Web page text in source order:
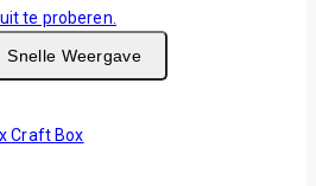
Snelle Weergave
Craft Box